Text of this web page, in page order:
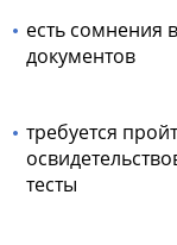
есть сомнения
документов
требуется
тесты